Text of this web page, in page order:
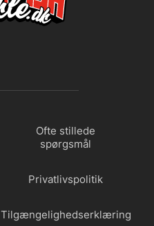
Ofte stillede
spørgsmål
Privatlivspolitik
Tilgængelighedserklæring